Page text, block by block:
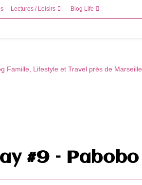
Lectures / Loisirs Blog Life
#9 – Pabobo